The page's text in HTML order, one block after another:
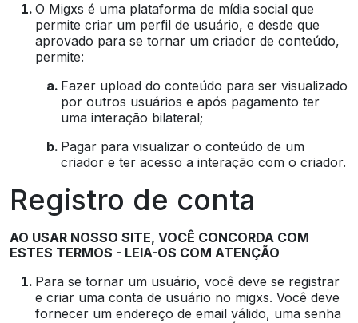
O Migxs é uma plataforma de mídia social que
permite criar um perfil de usuário, e desde que
aprovado para se tornar um criador de conteúdo,
permite:
Fazer upload do conteúdo para ser visualizado
por outros usuários e após pagamento ter
uma interação bilateral;
Pagar para visualizar o conteúdo de um
criador e ter acesso a interação com o criador.
Registro de conta
AO USAR NOSSO SITE, VOCÊ CONCORDA COM
ESTES TERMOS - LEIA-OS COM ATENÇÃO
Para se tornar um usuário, você deve se registrar
e criar uma conta de usuário no migxs. Você deve
fornecer um endereço de email válido, uma senha